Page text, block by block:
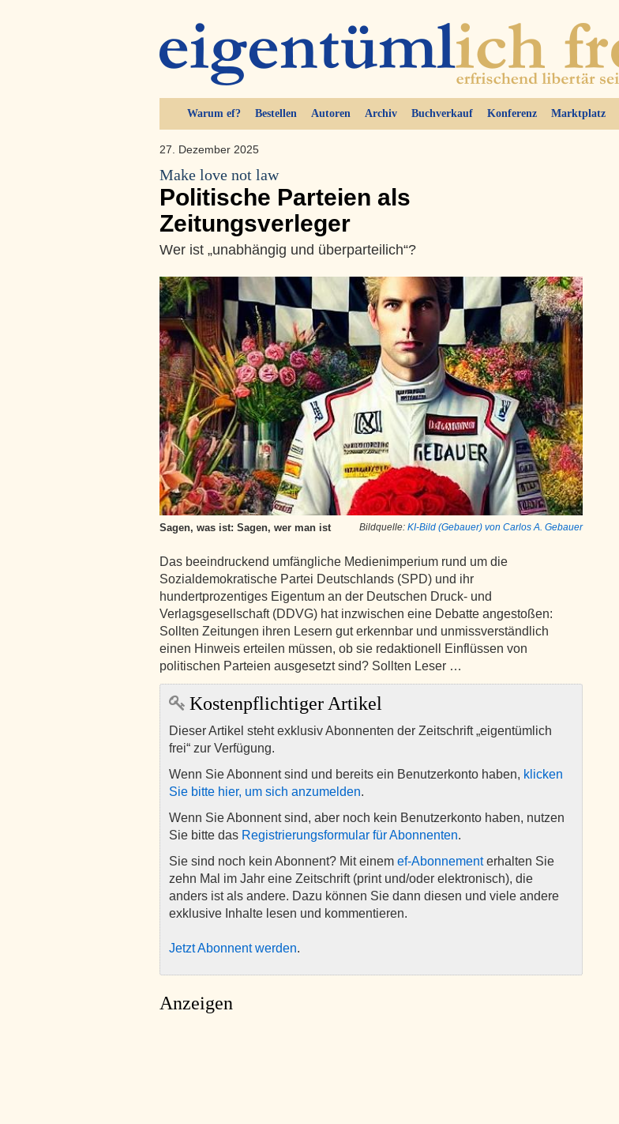
Warum ef? Bestellen Autoren Archiv Buchverkauf Konferenz Marktplatz
27. Dezember 2025
Make love not law
Politische Parteien als
Zeitungsverleger
Wer ist „unabhängig und überparteilich“?
Bildquelle: KI-Bild (Gebauer) von Carlos A. Gebauer
Sagen, was ist: Sagen, wer man ist
Das beeindruckend umfängliche Medienimperium rund um die
Sozialdemokratische Partei Deutschlands (SPD) und ihr
hundertprozentiges Eigentum an der Deutschen Druck- und
Verlagsgesellschaft (DDVG) hat inzwischen eine Debatte angestoßen:
Sollten Zeitungen ihren Lesern gut erkennbar und unmissverständlich
einen Hinweis erteilen müssen, ob sie redaktionell Einflüssen von
politischen Parteien ausgesetzt sind? Sollten Leser …
Kostenpflichtiger Artikel
Dieser Artikel steht exklusiv Abonnenten der Zeitschrift „eigentümlich
frei“ zur Verfügung.
Wenn Sie Abonnent sind und bereits ein Benutzerkonto haben, klicken
Sie bitte hier, um sich anzumelden.
Wenn Sie Abonnent sind, aber noch kein Benutzerkonto haben, nutzen
Sie bitte das Registrierungsformular für Abonnenten.
Sie sind noch kein Abonnent? Mit einem ef-Abonnementerhalten Sie
zehn Mal im Jahr eine Zeitschrift (print und/oder elektronisch), die
anders ist als andere. Dazu können Sie dann diesen und viele andere
exklusive Inhalte lesen und kommentieren.
Jetzt Abonnent werden.
Anzeigen